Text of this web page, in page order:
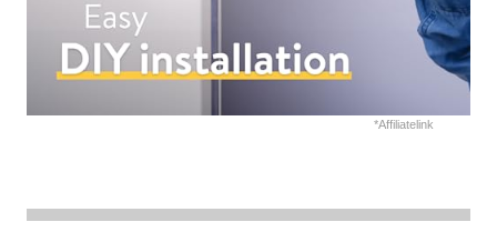
*Affiliatelink